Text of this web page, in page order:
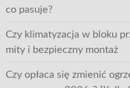
co pasuje?
Czy klimatyzacja w bloku
mity i bezpieczny montaż
Czy opłaca się zmienić